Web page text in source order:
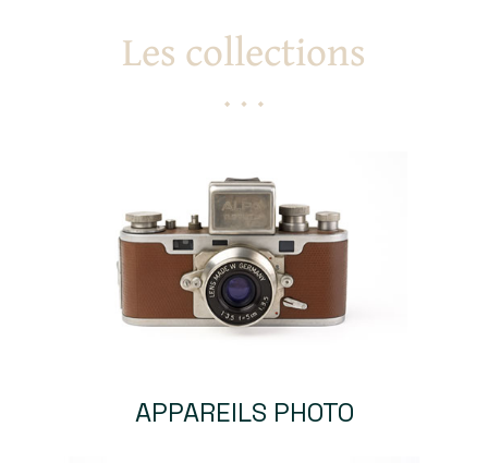
Les collections
APPAREILS PHOTO